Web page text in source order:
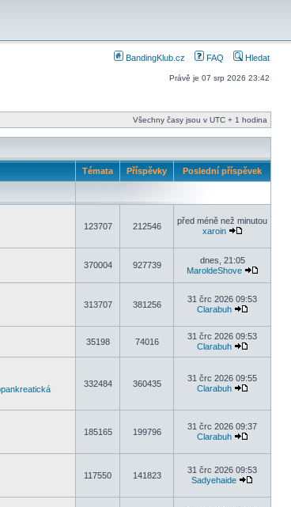
BandingKlub.cz FAQ Hledat
Právě je 07 srp 2026 23:42
Všechny časy jsou v UTC + 1 hodina
Témata Příspěvky Poslední příspěvek
123707 212546
před méně než minutou
xaroin
370004 927739
dnes, 21:05
MaroldeShove
313707 381256
31 črc 2026 09:53
Clarabuh
35198 74016
31 črc 2026 09:53
Clarabuh
332484 360435
31 črc 2026 09:55
Clarabuh
185165 199796
31 črc 2026 09:37
Clarabuh
117550 141823
31 črc 2026 09:53
Sadyehaide